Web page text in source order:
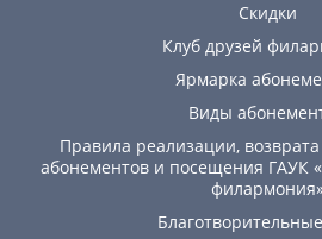
Скидки
Клуб друзей
Ярмарка
Виды
Правила реализации,
абонементов и посещения ГАУК
филармония»